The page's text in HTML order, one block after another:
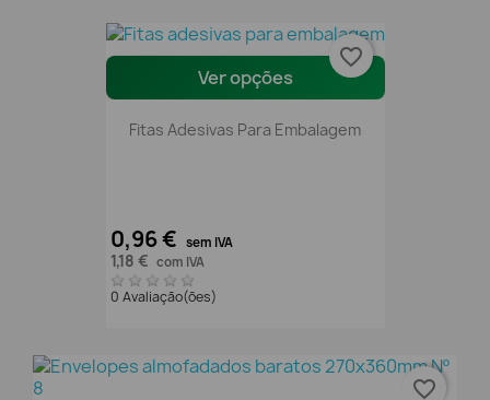
Ver opções
Fitas Adesivas Para Embalagem
0,96 € sem IVA
1,18 € com IVA
0 Avaliação(ões)
favorite_border
favorite_border